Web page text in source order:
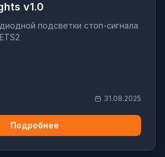
v1.0
подсветки стоп-сигнала
31.08.2025
Подробнее